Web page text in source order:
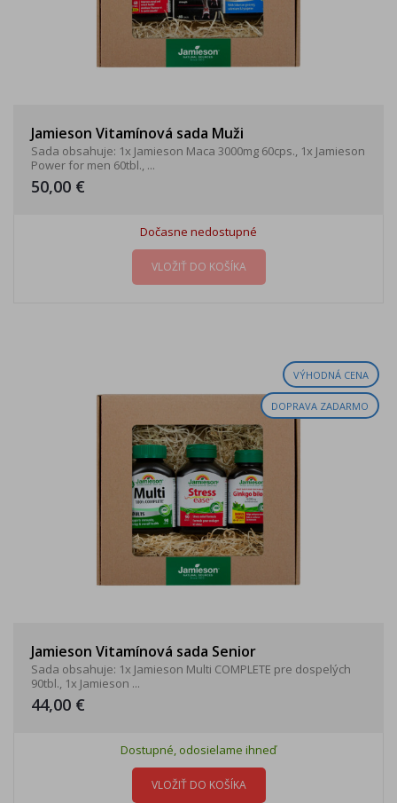
Jamieson Vitamínová sada Muži
Sada obsahuje: 1x Jamieson Maca 3000mg 60cps., 1x Jamieson
Power for men 60tbl., ...
50,00 €
Dočasne nedostupné
VLOŽIŤ DO KOŠÍKA
VÝHODNÁ CENA
DOPRAVA ZADARMO
Jamieson Vitamínová sada Senior
Sada obsahuje: 1x Jamieson Multi COMPLETE pre dospelých
90tbl., 1x Jamieson ...
44,00 €
Dostupné, odosielame ihneď
VLOŽIŤ DO KOŠÍKA